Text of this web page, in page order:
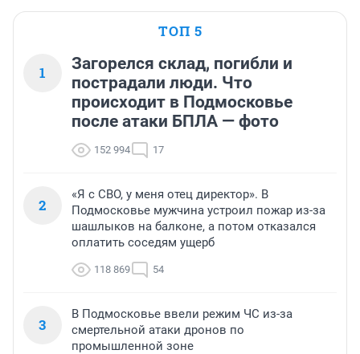
ТОП 5
1
Загорелся склад, погибли и
пострадали люди. Что
происходит в Подмосковье
после атаки БПЛА — фото
152 994 17
2
«Я с СВО, у меня отец директор». В
Подмосковье мужчина устроил пожар из-за
шашлыков на балконе, а потом отказался
оплатить соседям ущерб
118 869 54
3
В Подмосковье ввели режим ЧС из-за
смертельной атаки дронов по
промышленной зоне